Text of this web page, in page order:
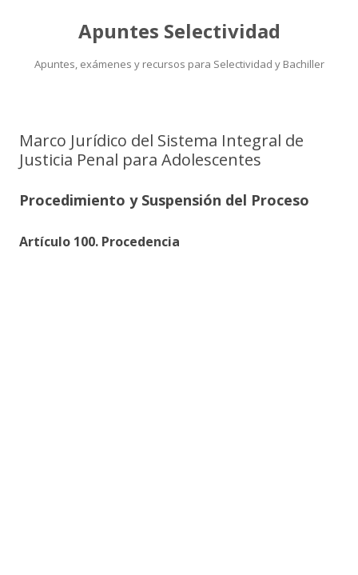
Apuntes Selectividad
Apuntes, exámenes y recursos para Selectividad y Bachiller
Marco Jurídico del Sistema Integral de
Justicia Penal para Adolescentes
Procedimiento y Suspensión del Proceso
Artículo 100. Procedencia